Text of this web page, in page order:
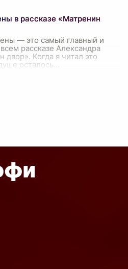
в рассказе «Матренин
— это самый главный и
рассказе Александра
Когда я читал это
осталось